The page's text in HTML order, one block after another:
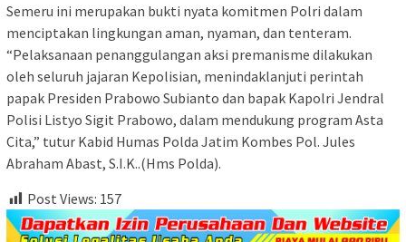
Semeru ini merupakan bukti nyata komitmen Polri dalam
menciptakan lingkungan aman, nyaman, dan tenteram.
“Pelaksanaan penanggulangan aksi premanisme dilakukan
oleh seluruh jajaran Kepolisian, menindaklanjuti perintah
papak Presiden Prabowo Subianto dan bapak Kapolri Jendral
Polisi Listyo Sigit Prabowo, dalam mendukung program Asta
Cita,” tutur Kabid Humas Polda Jatim Kombes Pol. Jules
Abraham Abast, S.I.K..(Hms Polda).
Post Views: 157